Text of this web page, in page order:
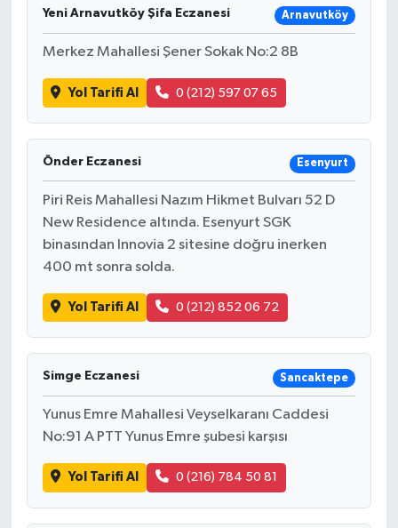
Yeni Arnavutköy Şifa Eczanesi Arnavutköy
Merkez Mahallesi Şener Sokak No:2 8B
Yol Tarifi Al 0 (212) 597 07 65
Önder Eczanesi Esenyurt
Piri Reis Mahallesi Nazım Hikmet Bulvarı 52 D
New Residence altında. Esenyurt SGK
binasından Innovia 2 sitesine doğru inerken
400 mt sonra solda.
Yol Tarifi Al 0 (212) 852 06 72
Simge Eczanesi Sancaktepe
Yunus Emre Mahallesi Veyselkaranı Caddesi
No:91 A PTT Yunus Emre şubesi karşısı
Yol Tarifi Al 0 (216) 784 50 81